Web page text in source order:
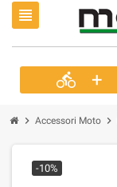
view_headline
directions_bike +
chevron_right Accessori Moto chevron_right
-10%